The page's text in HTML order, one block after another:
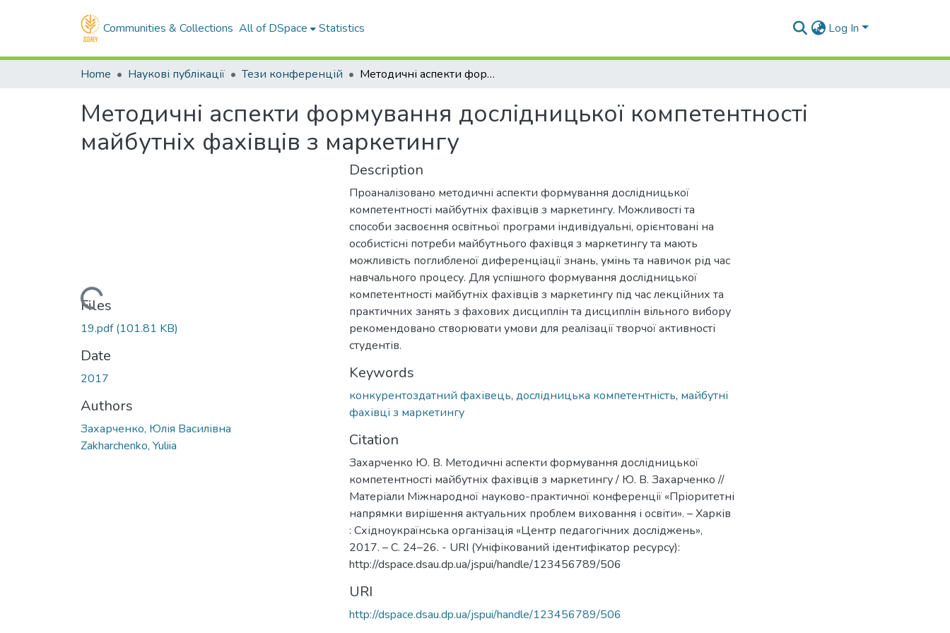
Communities & Collections All of DSpace Statistics Log In
Home Наукові публікації Тези конференцій Методичні аспекти формування дослідницької компетентності майбутніх фахівців з маркетингу
Методичні аспекти формування дослідницької компетентності
майбутніх фахівців з маркетингу
Loading...
Files
19.pdf(101.81 KB)
Date
2017
Authors
Захарченко, Юлія Василівна
Zakharchenko, Yuliia
Description
Проаналізовано методичні аспекти формування дослідницької
компетентності майбутніх фахівців з маркетингу. Можливості та
способи засвоєння освітньої програми індивідуальні, орієнтовані на
особистісні потреби майбутнього фахівця з маркетингу та мають
можливість поглибленої диференціації знань, умінь та навичок рід час
навчального процесу. Для успішного формування дослідницької
компетентності майбутніх фахівців з маркетингу під час лекційних та
практичних занять з фахових дисциплін та дисциплін вільного вибору
рекомендовано створювати умови для реалізації творчої активності
студентів.
Keywords
конкурентоздатний фахівець, дослідницька компетентність, майбутні
фахівці з маркетингу
Citation
Захарченко Ю. В. Методичні аспекти формування дослідницької
компетентності майбутніх фахівців з маркетингу / Ю. В. Захарченко //
Матеріали Міжнародної науково-практичної конференції «Пріоритетні
напрямки вирішення актуальних проблем виховання і освіти». – Харків
: Східноукраїнська організація «Центр педагогічних досліджень»,
2017. – С. 24–26. - URI (Уніфікований ідентифікатор ресурсу):
http://dspace.dsau.dp.ua/jspui/handle/123456789/506
URI
http://dspace.dsau.dp.ua/jspui/handle/123456789/506